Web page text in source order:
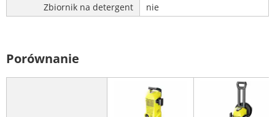
Zbiornik na detergent
nie
Porównanie